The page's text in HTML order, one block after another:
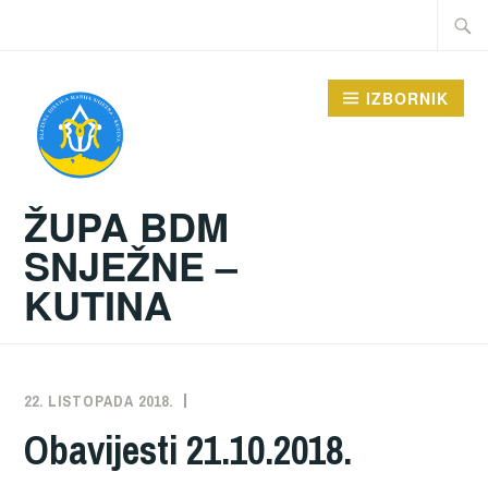
Traži:
ŽUPA BDM
SNJEŽNE –
KUTINA
IZBORNIK
22. LISTOPADA 2018.
Obavijesti 21.10.2018.